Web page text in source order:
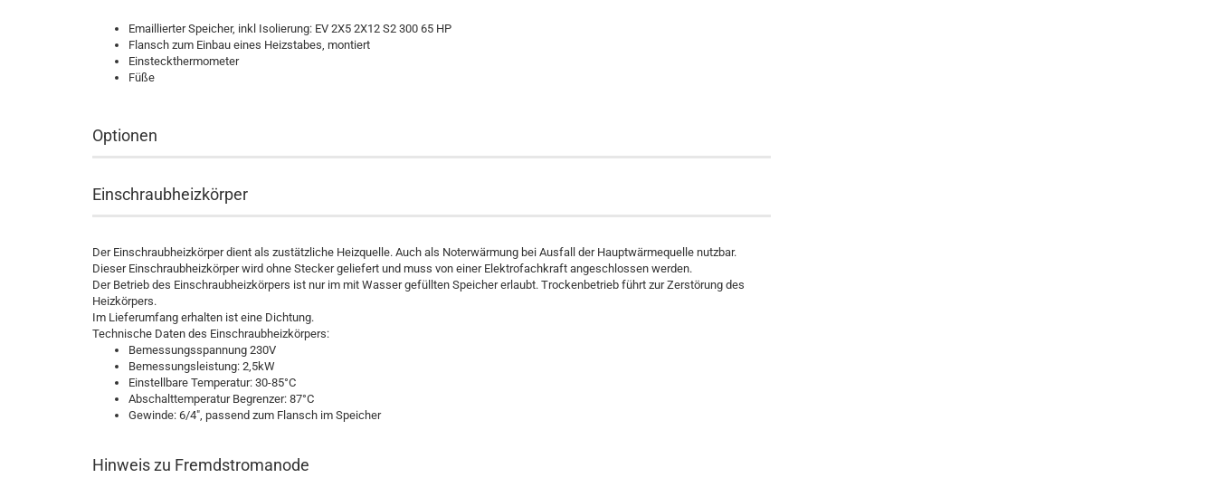
Emaillierter Speicher, inkl Isolierung: EV 2X5 2X12 S2 300 65 HP
Flansch zum Einbau eines Heizstabes, montiert
Einsteckthermometer
Füße
Optionen
Einschraubheizkörper
Der Einschraubheizkörper dient als zustätzliche Heizquelle. Auch als Noterwärmung bei Ausfall der Hauptwärmequelle nutzbar.
Dieser Einschraubheizkörper wird ohne Stecker geliefert und muss von einer Elektrofachkraft angeschlossen werden.
Der Betrieb des Einschraubheizkörpers ist nur im mit Wasser gefüllten Speicher erlaubt. Trockenbetrieb führt zur Zerstörung des
Heizkörpers.
Im Lieferumfang erhalten ist eine Dichtung.
Technische Daten des Einschraubheizkörpers:
Bemessungsspannung 230V
Bemessungsleistung: 2,5kW
Einstellbare Temperatur: 30-85°C
Abschalttemperatur Begrenzer: 87°C
Gewinde: 6/4", passend zum Flansch im Speicher
Hinweis zu Fremdstromanode